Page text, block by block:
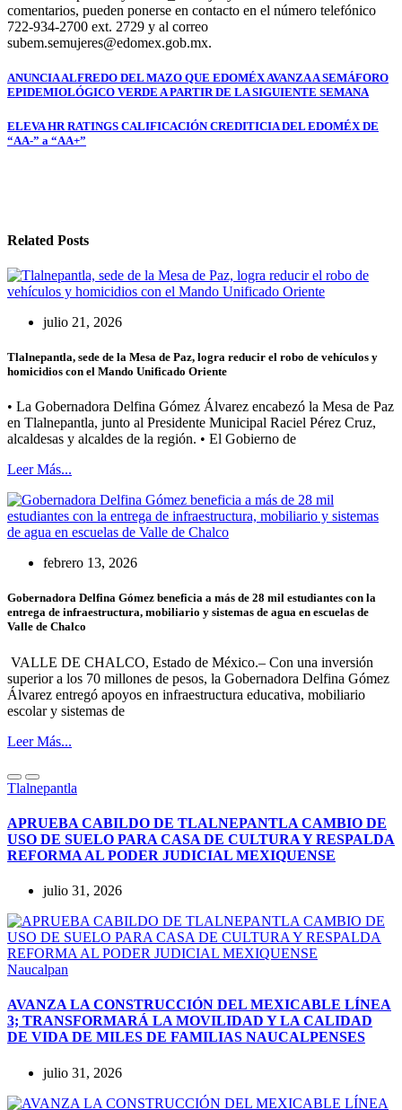
comentarios, pueden ponerse en contacto en el número telefónico
722-934-2700 ext. 2729 y al correo
subem.semujeres@edomex.gob.mx.
Navegación
de
entradas
ANUNCIA ALFREDO DEL MAZO QUE EDOMÉX AVANZA A SEMÁFORO
EPIDEMIOLÓGICO VERDE A PARTIR DE LA SIGUIENTE SEMANA
ELEVA HR RATINGS CALIFICACIÓN CREDITICIA DEL EDOMÉX DE
“AA-” a “AA+”
Related Posts
julio 21, 2026
Tlalnepantla, sede de la Mesa de Paz, logra reducir el robo de vehículos y
homicidios con el Mando Unificado Oriente
• La Gobernadora Delfina Gómez Álvarez encabezó la Mesa de Paz
en Tlalnepantla, junto al Presidente Municipal Raciel Pérez Cruz,
alcaldesas y alcaldes de la región. • El Gobierno de
Leer Más...
febrero 13, 2026
Gobernadora Delfina Gómez beneficia a más de 28 mil estudiantes con la
entrega de infraestructura, mobiliario y sistemas de agua en escuelas de
Valle de Chalco
VALLE DE CHALCO, Estado de México.– Con una inversión
superior a los 70 millones de pesos, la Gobernadora Delfina Gómez
Álvarez entregó apoyos en infraestructura educativa, mobiliario
escolar y sistemas de
Leer Más...
Tlalnepantla
APRUEBA CABILDO DE TLALNEPANTLA CAMBIO DE
USO DE SUELO PARA CASA DE CULTURA Y RESPALDA
REFORMA AL PODER JUDICIAL MEXIQUENSE
julio 31, 2026
Naucalpan
AVANZA LA CONSTRUCCIÓN DEL MEXICABLE LÍNEA
3; TRANSFORMARÁ LA MOVILIDAD Y LA CALIDAD
DE VIDA DE MILES DE FAMILIAS NAUCALPENSES
julio 31, 2026